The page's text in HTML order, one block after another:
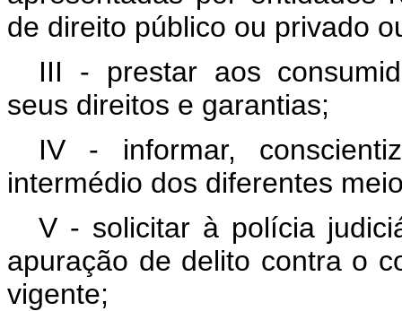
de direito público ou privado
III - prestar aos
seus direitos e garantias;
IV - informar,
intermédio dos diferentes
V - solicitar à polícia
apuração de delito contra o
vigente;